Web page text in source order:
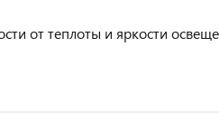
от теплоты и яркости